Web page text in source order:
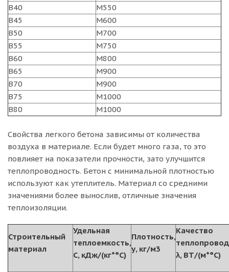
B40
M550
B45
M600
B50
M700
B55
M750
B60
M800
B65
M900
B70
M900
B75
M1000
B80
M1000
Свойства легкого бетона зависимы от количества
воздуха в материале. Если будет много газа, то это
повлияет на показатели прочности, зато улучшится
теплопроводность. Бетон с минимальной плотностью
используют как утеплитель. Материал со средними
значениями более вынослив, отличные значения
теплоизоляции.
Строительный
материал
Удельная
теплоемкость,
С, кДж/(кг*°С)
Плотность,
у, кг/м3
Качество
λ, ВТ/(м*°С)